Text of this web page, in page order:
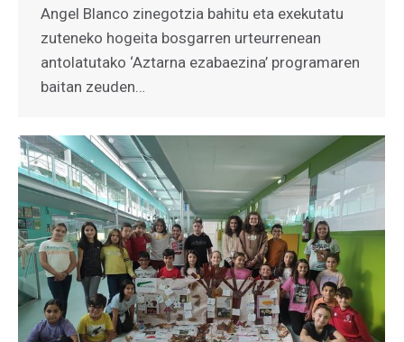
Angel Blanco zinegotzia bahitu eta exekutatu
zuteneko hogeita bosgarren urteurrenean
antolatutako ‘Aztarna ezabaezina’ programaren
baitan zeuden…